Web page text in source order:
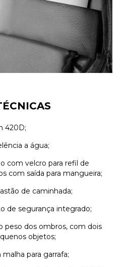
420D;
a água;
com velcro para refil de
com saída para mangueira;
de caminhada;
de segurança integrado;
peso dos ombros, com dois
objetos;
para garrafa;